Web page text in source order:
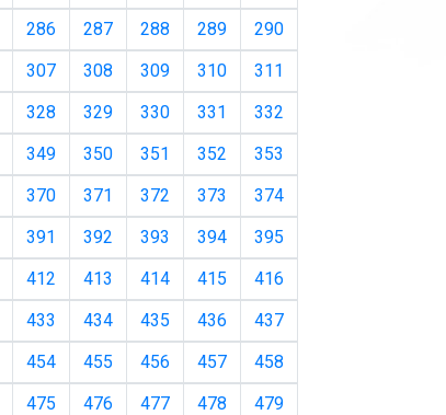
286 287 288 289
290
307 308 309 310
311
328 329 330 331
332
349 350 351 352
353
370 371 372 373
374
391 392 393 394
395
412 413 414 415
416
433 434 435 436
437
454 455 456 457
458
475 476 477 478
479